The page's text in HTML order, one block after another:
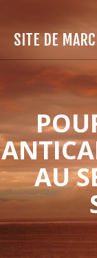
SITE DE
AU